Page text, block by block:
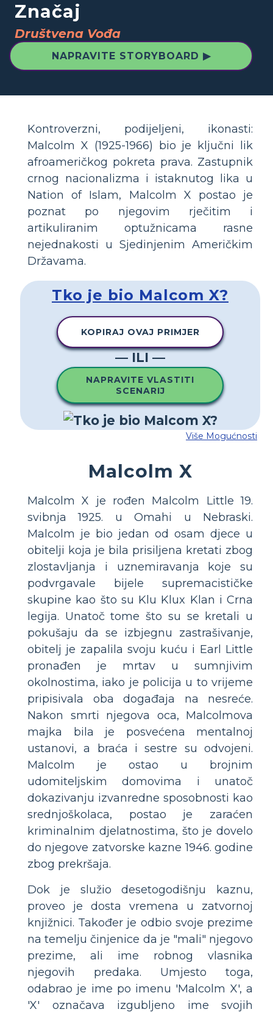
Značaj
Društvena Vođa
NAPRAVITE STORYBOARD ▶
Kontroverzni, podijeljeni, ikonasti:
Malcolm X (1925-1966) bio je ključni lik
afroameričkog pokreta prava. Zastupnik
crnog nacionalizma i istaknutog lika u
Nation of Islam, Malcolm X postao je
poznat po njegovim rječitim i
artikuliranim optužnicama rasne
nejednakosti u Sjedinjenim Američkim
Državama.
Tko je bio Malcom X?
KOPIRAJ OVAJ PRIMJER
— ILI —
NAPRAVITE VLASTITI
SCENARIJ
Više Mogućnosti
Malcolm X
Malcolm X je rođen Malcolm Little 19.
svibnja 1925. u Omahi u Nebraski.
Malcolm je bio jedan od osam djece u
obitelji koja je bila prisiljena kretati zbog
zlostavljanja i uznemiravanja koje su
podvrgavale bijele supremacističke
skupine kao što su Klu Klux Klan i Crna
legija. Unatoč tome što su se kretali u
pokušaju da se izbjegnu zastrašivanje,
obitelj je zapalila svoju kuću i Earl Little
pronađen je mrtav u sumnjivim
okolnostima, iako je policija u to vrijeme
pripisivala oba događaja na nesreće.
Nakon smrti njegova oca, Malcolmova
majka bila je posvećena mentalnoj
ustanovi, a braća i sestre su odvojeni.
Malcolm je ostao u brojnim
udomiteljskim domovima i unatoč
dokazivanju izvanredne sposobnosti kao
srednjoškolaca, postao je zaraćen
kriminalnim djelatnostima, što je dovelo
do njegove zatvorske kazne 1946. godine
zbog prekršaja.
Dok je služio desetogodišnju kaznu,
proveo je dosta vremena u zatvornoj
knjižnici. Također je odbio svoje prezime
na temelju činjenice da je "mali" njegovo
prezime, ali ime robnog vlasnika
njegovih predaka. Umjesto toga,
odabrao je ime po imenu 'Malcolm X', a
'X' označava izgubljeno ime svojih